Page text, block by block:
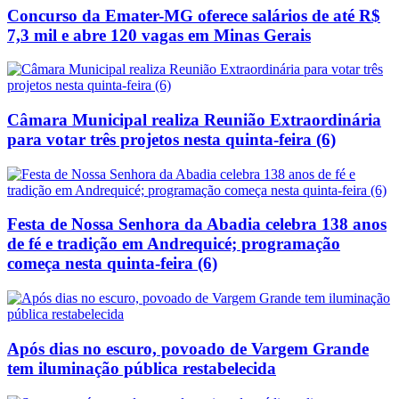
Concurso da Emater-MG oferece salários de até R$
7,3 mil e abre 120 vagas em Minas Gerais
Câmara Municipal realiza Reunião Extraordinária
para votar três projetos nesta quinta-feira (6)
Festa de Nossa Senhora da Abadia celebra 138 anos
de fé e tradição em Andrequicé; programação
começa nesta quinta-feira (6)
Após dias no escuro, povoado de Vargem Grande
tem iluminação pública restabelecida